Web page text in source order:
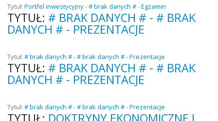
Tytuł: Portfel inwestycyjny - # brak danych # - Egzamin
TYTUŁ: # BRAK DANYCH # - # BRAK
DANYCH # - PREZENTACJE
Tytuł: # brak danych # - # brak danych # - Prezentacje
TYTUŁ: # BRAK DANYCH # - # BRAK
DANYCH # - PREZENTACJE
Tytuł: # brak danych # - # brak danych # - Prezentacje